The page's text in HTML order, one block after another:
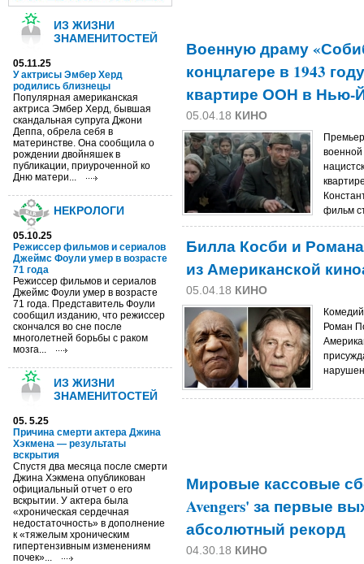
ИЗ ЖИЗНИ
ЗНАМЕНИТОСТЕЙ
05.11.25
У актрисы Эмбер Херд
родились близнецы
Популярная американская
актриса Эмбер Херд, бывшая
скандальная супруга Джони
Деппа, обрела себя в
материнстве. Она сообщила о
рождении двойняшек в
публикации, приуроченной ко
Дню матери...
НЕКРОЛОГИ
05.10.25
Режиссер фильмов и сериалов
Джеймс Фоули умер в возрасте
71 года
Режиссер фильмов и сериалов
Джеймс Фоули умер в возрасте
71 года. Представитель Фоули
сообщил изданию, что режиссер
скончался во сне после
многолетней борьбы с раком
мозга...
ИЗ ЖИЗНИ
ЗНАМЕНИТОСТЕЙ
05. 5.25
Причина смерти актера Джина
Хэкмена — результаты
вскрытия
Спустя два месяца после смерти
Джина Хэкмена опубликован
официальный отчет о его
вскрытии. У актера была
«хроническая сердечная
недостаточность» в дополнение
к «тяжелым хроническим
гипертензивным изменениям
почек»...
Военную драму
концлагере в 1943
квартире ООН в Нью-
05.04.18 КИНО
фильм
Билла Косби и
из Американской
05.04.18 КИНО
Роман
Мировые кассовые
Avengers' за первые
абсолютный рекорд
04.30.18 КИНО